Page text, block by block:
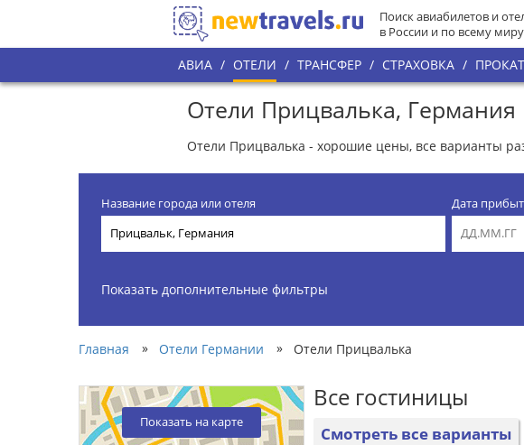
Поиск авиабилетов и
в России и по всему миру
АВИА / ОТЕЛИ / ТРАНСФЕР / СТРАХОВКА / ПРОКАТ
Отели Прицвалька, Германия
Отели Прицвалька - хорошие цены, все варианты
Название города или отеля Дата
Показать дополнительные фильтры
Главная » Отели Германии » Отели Прицвалька
Показать на карте
Все гостиницы
Смотреть все варианты